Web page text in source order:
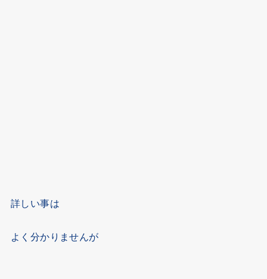
詳しい事は
よく分かりませんが